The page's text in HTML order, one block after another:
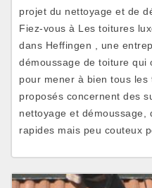
projet du nettoyage et de
Fiez-vous à Les toitures
dans Heffingen , une
démoussage de toiture qui
pour mener à bien tous
proposés concernent des
nettoyage et démoussage,
rapides mais peu couteux